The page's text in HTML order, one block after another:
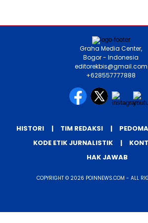
Jumat, 7 Agu 2026 - 00:42 WIB
editorekbis@gmail.com